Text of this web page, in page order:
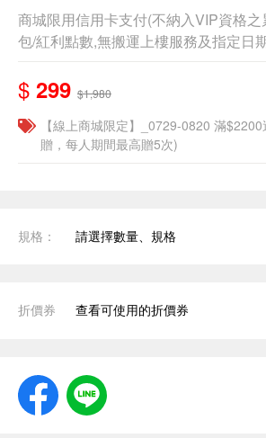
商城限用信用卡支付(不納入VIP資格
包/紅利點數,無搬運上樓服務及指定日
$ 299 $1,980
【線上商城限定】_0729-0820 滿
贈，每人期間最高贈5次)
規格： 請選擇數量、規格
折價券 查看可使用的折價券